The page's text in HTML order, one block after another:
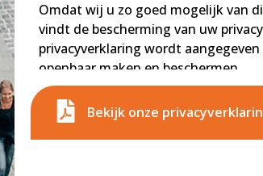
Omdat wij u zo goed mogelijk van
vindt de bescherming van uw
privacyverklaring wordt
openbaar maken en beschermen.
Bekijk onze